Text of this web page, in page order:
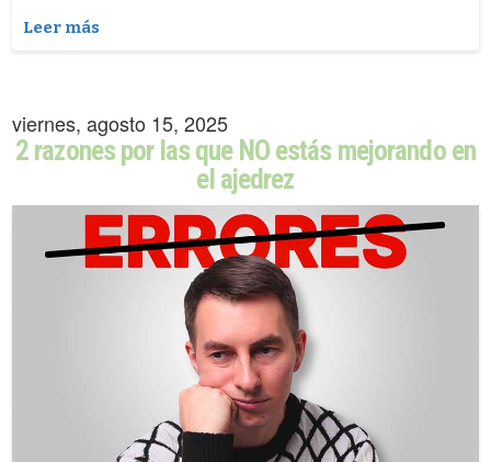
Leer más
viernes, agosto 15, 2025
2 razones por las que NO estás mejorando en
el ajedrez